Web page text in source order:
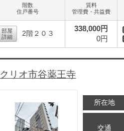
階数
住戸番号
賃料
管理費・共益費
部屋
詳細
2階２０３
338,000円
0円
クリオ市谷薬王寺
所在地
交通